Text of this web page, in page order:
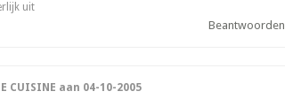
uit
Beantwoorden
CUISINE aan 04-10-2005